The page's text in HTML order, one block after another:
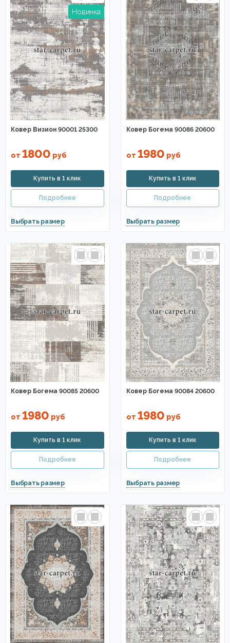
Ковер Визион 90001 25300
от 1800 руб
Ковер Богема 90086 20600
от 1980 руб
Ковер Богема 90085 20600
от 1980 руб
Ковер Богема 90084 20600
от 1980 руб